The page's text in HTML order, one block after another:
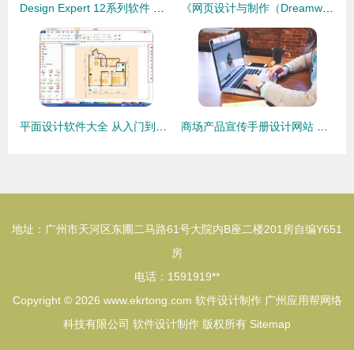
地址：广州市天河区东圃二马路61号大院内B座二楼201房自编Y651
房
电话：1591919**
Copyright © 2026 www.ekrtong.com 软件设计制作 广州应用帮网络
科技有限公司 软件设计制作 版权所有 Sitemap